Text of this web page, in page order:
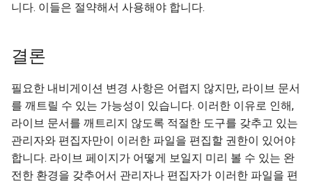
니다. 이들은 절약해서 사용해야 합니다.
결론
필요한 내비게이션 변경 사항은 어렵지 않지만, 라이브 문서
를 깨트릴 수 있는 가능성이 있습니다. 이러한 이유로 인해,
라이브 문서를 깨트리지 않도록 적절한 도구를 갖추고 있는
관리자와 편집자만이 이러한 파일을 편집할 권한이 있어야
합니다. 라이브 페이지가 어떻게 보일지 미리 볼 수 있는 완
전한 환경을 갖추어서 관리자나 편집자가 이러한 파일을 편